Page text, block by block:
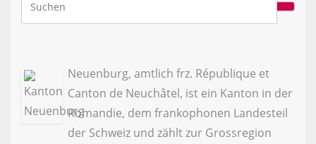
Neuenburg, amtlich frz. République et
Canton de Neuchâtel, ist ein Kanton in der
Romandie, dem frankophonen Landesteil
der Schweiz und zählt zur Grossregion